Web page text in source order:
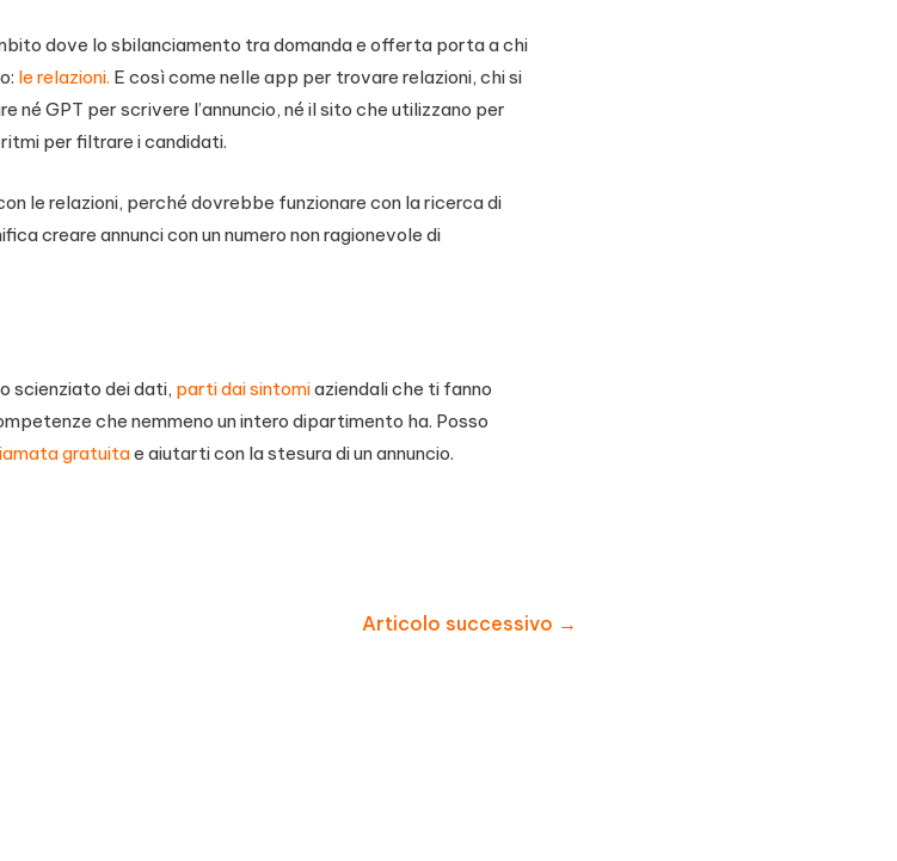
dove lo sbilanciamento tra domanda e offerta porta a chi
le relazioni. E così come nelle app per trovare relazioni, chi si
né GPT per scrivere l’annuncio, né il sito che utilizzano per
per filtrare i candidati.
le relazioni, perché dovrebbe funzionare con la ricerca di
creare annunci con un numero non ragionevole di
scienziato dei dati, parti dai sintomiaziendali che ti fanno
che nemmeno un intero dipartimento ha. Posso
gratuitae aiutarti con la stesura di un annuncio.
Articolo successivo →